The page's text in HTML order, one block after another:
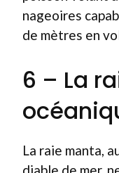
nageoires
de mètres en
6 – La
La raie manta,